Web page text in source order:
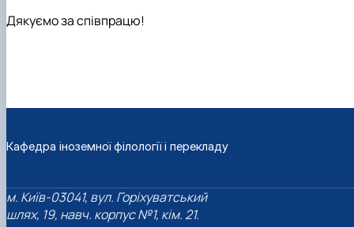
Дякуємо за співпрацю!
Кафедра іноземної філології і перекладу
м. Київ-03041, вул. Горіхуватський
шлях, 19, навч. корпус №1, кім. 21.